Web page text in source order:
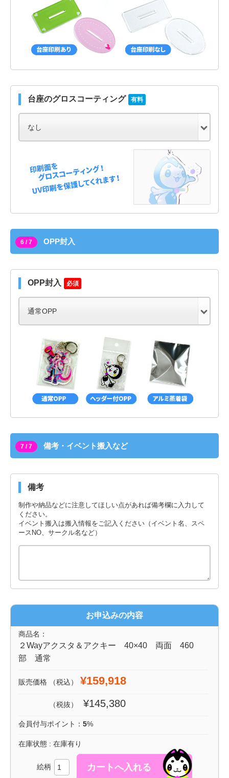
台座のグロスコーティング 有料
6 / 7 OPP封入
OPP封入 必須
7 / 7 備考・イベント搬入など
備考
制作や納品などに注意してほしい点があれば備考欄に入力して
ください。
イベント搬入は搬入情報をご記入ください（イベント名、スペ
ースNO、サークル名など）
お申込みの内容
商品名：
２Wayアクスタ＆アクキー 40×40 両面 460
部 通常
販売価格 （税込） ¥159,918
（税抜） ¥145,380
会員付与ポイント： 5%
在庫状態 : 在庫有り
絵柄